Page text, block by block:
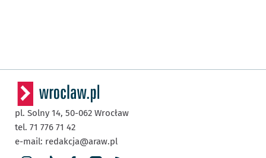
pl. Solny 14, 50-062 Wrocław
tel. 71 776 71 42
e-mail: redakcja@araw.pl